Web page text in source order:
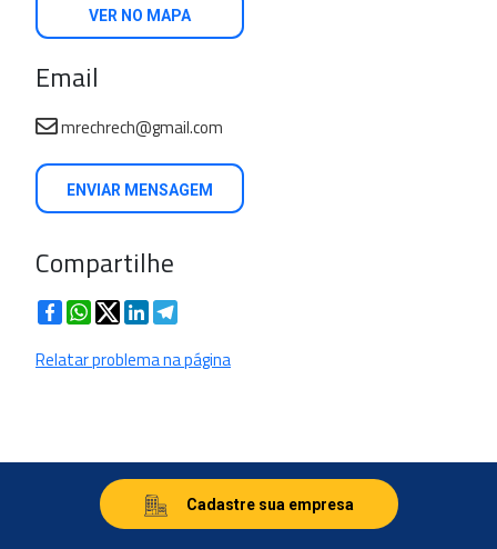
VER NO MAPA
Email
mrechrech@gmail.com
ENVIAR MENSAGEM
Compartilhe
FacebookWhatsApp
TwitterLinkedIn
Relatar problema na página
Cadastre sua empresa